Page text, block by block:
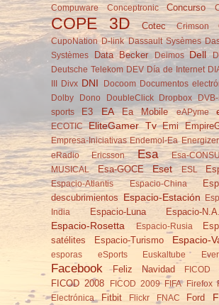
Compuware Conceptronic Concurso
COPE 3D Cotec Crimson
CupoNation D-link Dassault Sysèmes
Systèmes
Data Becker Deimos Dell
Deutsche Telekom DEV Día de Internet
Divx DNI Docoom
Documentos
Dolby
Dono DoubleClick Dropbox DVB-
sports
E3 EA Ea Mobile eAPyme
ECOTIC EliteGamer Tv Emi
Empresa-Iniciativas Endemol-Ea Energizer
eRadio
Ericsson Esa
Esa-
MUSICAL
Esa-GOCE Eset ESL
Espacio-Atlantis Espacio-China
descubrimientos Espacio-Estación
India
Espacio-Luna Espacio-
Espacio-Rosetta Espacio-Rusia
satélites
Espacio-Turismo Espacio-
esporas eSports Euskaltube
Facebook Feliz Navidad FICOD
FICOD 2008 FICOD 2009 FIFA Firefox
Electrónica
Fitbit Flickr FNAC Ford